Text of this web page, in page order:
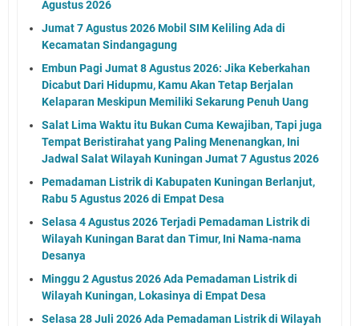
Agustus 2026
Jumat 7 Agustus 2026 Mobil SIM Keliling Ada di
Kecamatan Sindangagung
Embun Pagi Jumat 8 Agustus 2026: Jika Keberkahan
Dicabut Dari Hidupmu, Kamu Akan Tetap Berjalan
Kelaparan Meskipun Memiliki Sekarung Penuh Uang
Salat Lima Waktu itu Bukan Cuma Kewajiban, Tapi juga
Tempat Beristirahat yang Paling Menenangkan, Ini
Jadwal Salat Wilayah Kuningan Jumat 7 Agustus 2026
Pemadaman Listrik di Kabupaten Kuningan Berlanjut,
Rabu 5 Agustus 2026 di Empat Desa
Selasa 4 Agustus 2026 Terjadi Pemadaman Listrik di
Wilayah Kuningan Barat dan Timur, Ini Nama-nama
Desanya
Minggu 2 Agustus 2026 Ada Pemadaman Listrik di
Wilayah Kuningan, Lokasinya di Empat Desa
Selasa 28 Juli 2026 Ada Pemadaman Listrik di Wilayah